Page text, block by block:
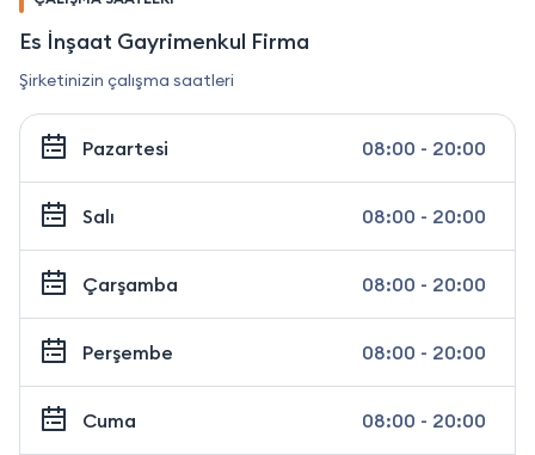
Es İnşaat Gayrimenkul Firma
Şirketinizin çalışma saatleri
Pazartesi 08:00 - 20:00
Salı 08:00 - 20:00
Çarşamba 08:00 - 20:00
Perşembe 08:00 - 20:00
Cuma 08:00 - 20:00